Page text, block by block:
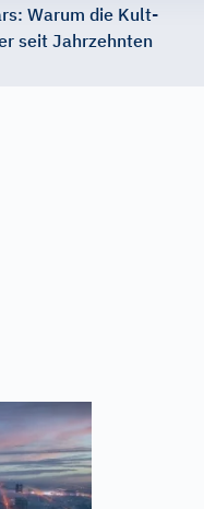
Warum die Kult-
seit Jahrzehnten